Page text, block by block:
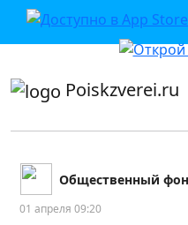
приложении или в VK">
Poiskzverei.ru
01 апреля 09:20